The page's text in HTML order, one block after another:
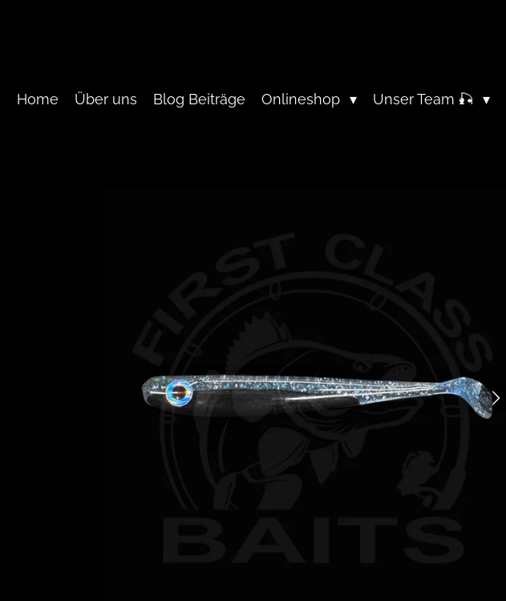
Home Über uns Blog Beiträge Onlineshop Unser Team 🎣